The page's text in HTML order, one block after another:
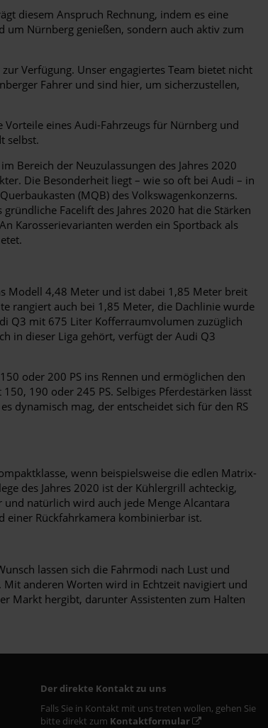
diesem Anspruch Rechnung, indem es eine
Nürnberg genießen, sondern auch aktiv zum
Verfügung. Unser engagiertes Team bietet nicht
Fahrer und sind hier, um sicherzustellen,
eines Audi-Fahrzeugs für Nürnberg und
selbst.
Bereich der Neuzulassungen des Jahres 2020
Die Besonderheit liegt – wie so oft bei Audi – in
(MQB) des Volkswagenkonzerns.
Facelift des Jahres 2020 hat die Stärken
Karosserievarianten werden ein Sportback als
Modell 4,48 Meter und ist dabei 1,85 Meter breit
rangiert auch bei 1,85 Meter, die Dachlinie wurde
Q3 mit 675 Liter Kofferraumvolumen zuzüglich
in dieser Liga gehört, verfügt der Audi Q3
oder 200 PS ins Rennen und ermöglichen den
190 oder 245 PS. Selbiges Pferdestärken lässt
dynamisch mag, der entscheidet sich für den RS
wenn beispielsweise die edlen Matrix-
des Jahres 2020 ist der Kühlergrill achteckig,
natürlich wird auch jede Menge Alcantara
einer Rückfahrkamera kombinierbar ist.
lassen sich die Fahrmodi nach Lust und
anderen Worten wird in Echtzeit navigiert und
Markt hergibt, darunter Assistenten zum Halten
Der direkte Kontakt zu uns
Falls Sie in Kontakt mit uns treten wollen, gehen Sie
bitte direkt zum Kontaktformular